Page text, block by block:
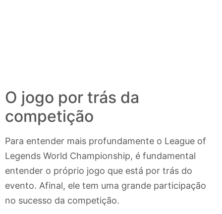
O jogo por trás da
competição
Para entender mais profundamente o League of
Legends World Championship, é fundamental
entender o próprio jogo que está por trás do
evento. Afinal, ele tem uma grande participação
no sucesso da competição.